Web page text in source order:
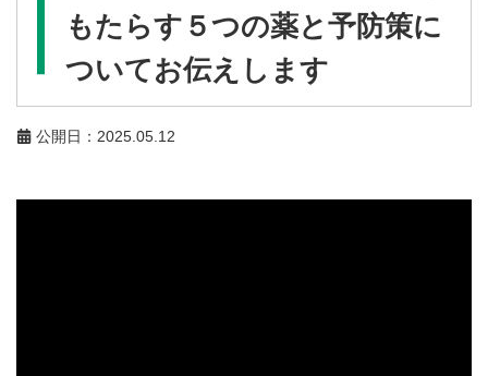
もたらす５つの薬と予防策に
ついてお伝えします
公開日：2025.05.12